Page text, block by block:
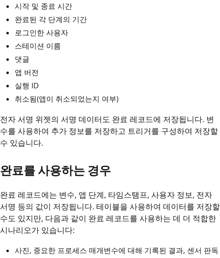
시작 및 종료 시간
완료된 각 단계의 기간
로그인한 사용자
스테이션 이름
댓글
앱 버전
실행 ID
취소됨(앱이 취소되었는지 여부)
전자 서명 위젯의 서명 데이터도 완료 레코드에 저장됩니다. 변
수를 사용하여 추가 정보를 저장하고 트리거를 구성하여 저장할
수 있습니다.
완료를 사용하는 경우
완료 레코드에는 변수, 앱 단계, 타임스탬프, 사용자 정보, 전자
서명 등의 값이 저장됩니다. 테이블을 사용하여 데이터를 저장할
수도 있지만, 다음과 같이 완료 레코드를 사용하는 데 더 적합한
시나리오가 있습니다:
사진, 중요한 프로세스 매개변수에 대해 기록된 결과, 센서 판독